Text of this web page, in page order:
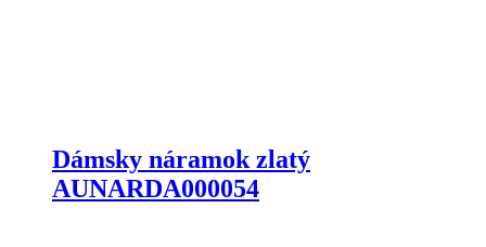
Dámsky náramok zlatý
AUNARDA000054